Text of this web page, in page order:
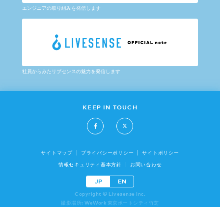
エンジニアの取り組みを発信します
社員からみたリブセンスの魅力を発信します
KEEP IN TOUCH
サイトマップ プライバシーポリシー サイトポリシー
情報セキュリティ基本方針 お問い合わせ
JP EN
Copyright © Livesense Inc.
撮影場所: WeWork 東京ポートシティ竹芝